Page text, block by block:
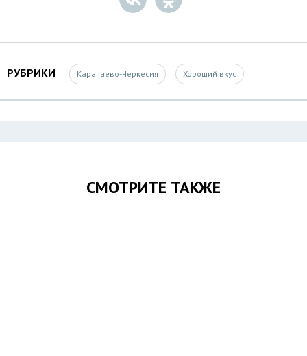
РУБРИКИ Карачаево-Черкесия Хороший вкус
СМОТРИТЕ ТАКЖЕ